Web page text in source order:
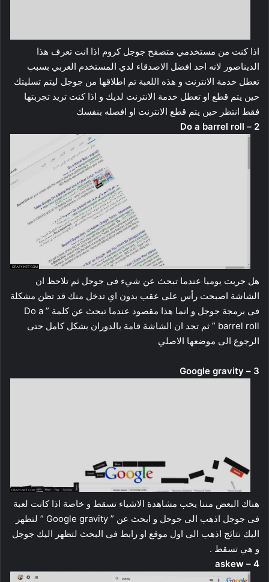
اذا كنت من مستخدمي متصفح جوجل كروم اذا انت تعرف هذا
الديناصور لانه احد افضل الاصدقاء لدي المستخدم العربي بسبب
تعطل خدمة الانترنت و هذه اللعبة تم اطلاقها من جوجل ليتم تسليتك
حين يتم قطع او تعطل خدمة الانترنت لديك و اذا كنت تريد تجربتها
فقط انتظر حين يتم قطع الانترنت او افصله بنفسك
2 – Do a barrel roll
هل جربت يوميا عندما تبحث عن شيء فى جوجل ثم تلاحظ ان
الشاشة اصبحت رأس على عقب بدون اي تدخل منك قد تظن مشكلة
فى برمجة جوجل و انما هذا مقصود عندما تبحث عن كلمة ” Do a
barrel roll ” ثم تجد ان الشاشة قامة بالدوران بشكل كامل حتى
الرجوع الى موضعها الاصلي
3 – Google gravity
هناك البعض مننا يحب مشاهدة الاشياء تسقط و خاصة اذا كانت لعبة
فى جوجل اذهب الى جوجل و ابحث عن ” Google gravity ” لتظهر
اليك نتائج اذهب الى اول موقع او رابط فى البحث لتظهر اليك جوجل
و هي تسقط .
4 – askew